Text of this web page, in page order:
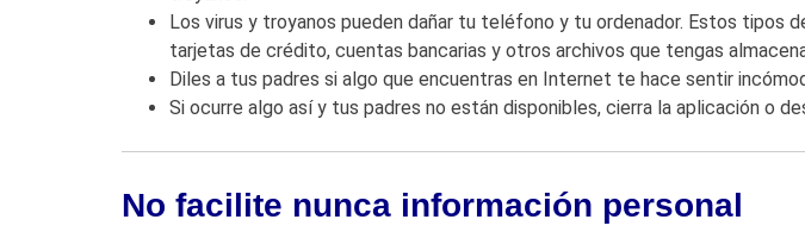
Los virus y troyanos pueden dañar tu teléfono y tu ordenador. Estos tipos
tarjetas de crédito, cuentas bancarias y otros archivos que tengas
Diles a tus padres si algo que encuentras en Internet te hace sentir
Si ocurre algo así y tus padres no están disponibles, cierra la aplicación o
No facilite nunca información personal